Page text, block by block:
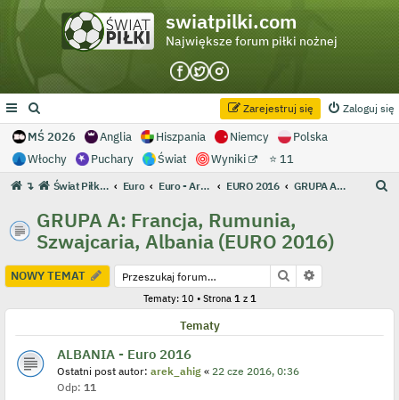
swiatpilki.com
Największe forum piłki nożnej
Zaloguj się
Zarejestruj się
MŚ 2026 Anglia Hiszpania Niemcy
Polska
Włochy
Puchary Świat Wyniki ⭐ 11
↴ Świat Piłki - Największe forum piłki nożnej Euro Euro - Archiwum EURO 2016 GRUPA A: Francja, Rumunia, Szwajcaria, Albania (EURO 2016)
GRUPA A: Francja, Rumunia,
Szwajcaria, Albania (EURO 2016)
NOWY TEMAT Szukaj
Tematy: 10 • Strona 1z 1
Tematy
ALBANIA - Euro 2016
Ostatni post autor: arek_ahig « 22 cze 2016, 0:36
Odp: 11